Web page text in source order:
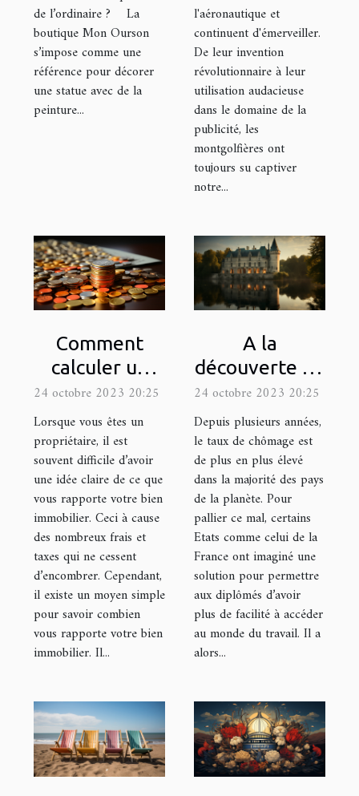
peinture !
de l’ordinaire ? La
boutique Mon Ourson
s’impose comme une
référence pour décorer
une statue avec de la
peinture...
l'aéronautique et
continuent d'émerveiller.
De leur invention
révolutionnaire à leur
utilisation audacieuse
dans le domaine de la
publicité, les
montgolfières ont
toujours su captiver
notre...
Comment
calculer un
rendement
locatif ?
24 octobre 2023 20:25
Lorsque vous êtes un
propriétaire, il est
souvent difficile d’avoir
une idée claire de ce que
vous rapporte votre bien
immobilier. Ceci à cause
des nombreux frais et
taxes qui ne cessent
d’encombrer. Cependant,
il existe un moyen simple
pour savoir combien
vous rapporte votre bien
immobilier. Il...
A la
découverte du
site
loiretcher.com
24 octobre 2023 20:25
Depuis plusieurs années,
le taux de chômage est
de plus en plus élevé
dans la majorité des pays
de la planète. Pour
pallier ce mal, certains
Etats comme celui de la
France ont imaginé une
solution pour permettre
aux diplômés d’avoir
plus de facilité à accéder
au monde du travail. Il a
alors...